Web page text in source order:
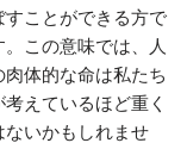
すことができる方で
。この意味では、人
肉体的な命は私たち
考えているほど重く
ないかもしれませ